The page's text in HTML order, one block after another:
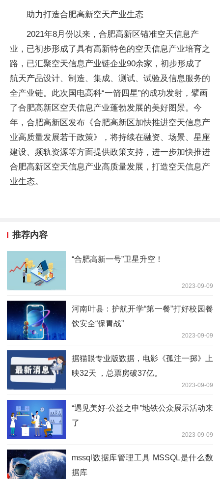
助力打造合肥高新空天产业生态
2021年8月份以来，合肥高新区锚准空天信息产
业，已初步形成了具有高新特色的空天信息产业培育之
路，已汇聚空天信息产业链企业90余家，初步形成了
航天产品设计、制造、集成、测试、试验及信息服务的
全产业链。此次国电高科“一箭四星”的成功发射，擘画
了合肥高新区空天信息产业蓬勃发展的美好图景。今
年，合肥高新区发布《合肥高新区加快推进空天信息产
业高质量发展若干政策》，将持续在融资、场景、星座
建设、频轨资源等方面提供政策支持，进一步加快推进
合肥高新区空天信息产业高质量发展，打造空天信息产
业生态。
推荐内容
“合肥高新一号”卫星升空！
2023-09-09
河南叶县：护航开学“第一餐”打好校园餐
饮安全“保胃战”
2023-09-09
据猫眼专业版数据，电影《孤注一掷》上
映32天 ，总票房破37亿。
2023-09-09
“遇见美好·公益之申”地铁公众展示活动来
了
2023-09-09
mssql数据库管理工具 MSSQL是什么数
据库